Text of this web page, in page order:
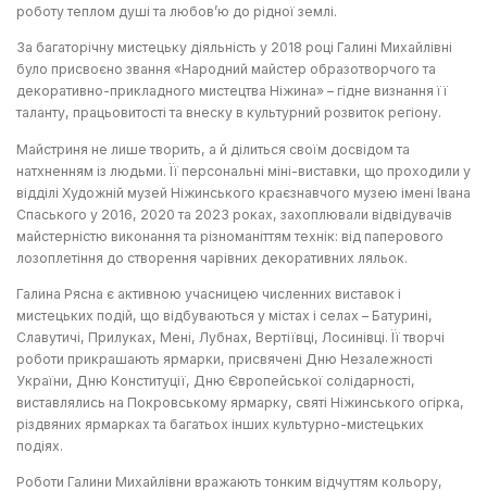
роботу теплом душі та любов’ю до рідної землі.
За багаторічну мистецьку діяльність у 2018 році Галині Михайлівні
було присвоєно звання «Народний майстер образотворчого та
декоративно-прикладного мистецтва Ніжина» – гідне визнання її
таланту, працьовитості та внеску в культурний розвиток регіону.
Майстриня не лише творить, а й ділиться своїм досвідом та
натхненням із людьми. Її персональні міні-виставки, що проходили у
відділі Художній музей Ніжинського краєзнавчого музею імені Івана
Спаського у 2016, 2020 та 2023 роках, захоплювали відвідувачів
майстерністю виконання та різноманіттям технік: від паперового
лозоплетіння до створення чарівних декоративних ляльок.
Галина Рясна є активною учасницею численних виставок і
мистецьких подій, що відбуваються у містах і селах – Батурині,
Славутичі, Прилуках, Мені, Лубнах, Вертіївці, Лосинівці. Її творчі
роботи прикрашають ярмарки, присвячені Дню Незалежності
України, Дню Конституції, Дню Європейської солідарності,
виставлялись на Покровському ярмарку, святі Ніжинського огірка,
різдвяних ярмарках та багатьох інших культурно-мистецьких
подіях.
Роботи Галини Михайлівни вражають тонким відчуттям кольору,